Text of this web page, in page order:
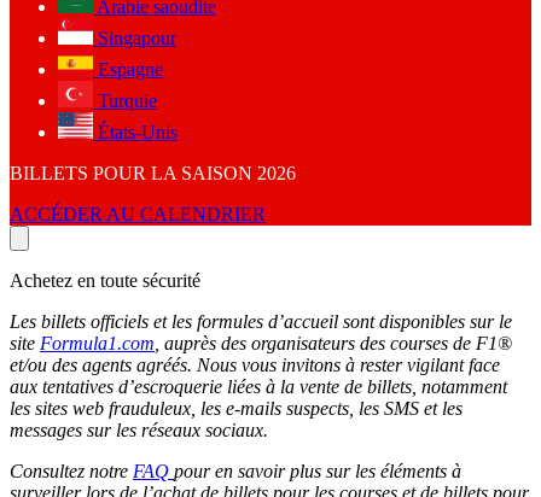
Arabie saoudite
Singapour
Espagne
Turquie
États-Unis
BILLETS POUR LA SAISON 2026
ACCÉDER AU CALENDRIER
Achetez en toute sécurité
Les billets officiels et les formules d’accueil sont disponibles sur le
site Formula1.com , auprès des organisateurs des courses de F1®
et/ou des agents agréés. Nous vous invitons à rester vigilant face
aux tentatives d’escroquerie liées à la vente de billets, notamment
les sites web frauduleux, les e-mails suspects, les SMS et les
messages sur les réseaux sociaux.
Consultez notre FAQ pour en savoir plus sur les éléments à
surveiller lors de l’achat de billets pour les courses et de billets pour